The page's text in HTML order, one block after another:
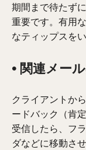
期間まで待たず
重要です。有用
なティップスを
• 関連メー
クライアントか
ードバック（肯
受信したら、フ
ダなどに移動さ